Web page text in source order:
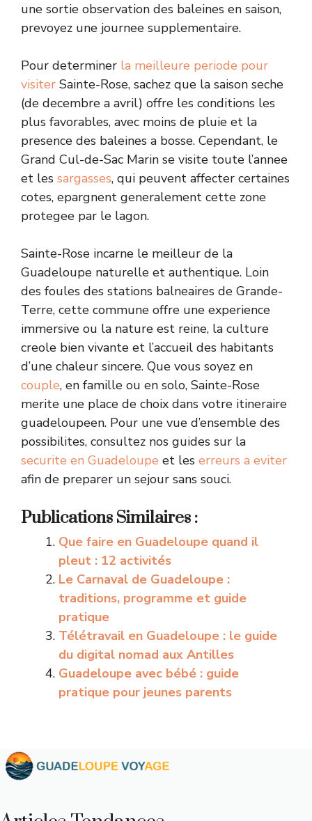
une sortie observation des baleines en saison,
prevoyez une journee supplementaire.
Pour determiner la meilleure periode pour
visiter Sainte-Rose, sachez que la saison seche
(de decembre a avril) offre les conditions les
plus favorables, avec moins de pluie et la
presence des baleines a bosse. Cependant, le
Grand Cul-de-Sac Marin se visite toute l’annee
et les sargasses, qui peuvent affecter certaines
cotes, epargnent generalement cette zone
protegee par le lagon.
Sainte-Rose incarne le meilleur de la
Guadeloupe naturelle et authentique. Loin
des foules des stations balneaires de Grande-
Terre, cette commune offre une experience
immersive ou la nature est reine, la culture
creole bien vivante et l’accueil des habitants
d’une chaleur sincere. Que vous soyez en
couple, en famille ou en solo, Sainte-Rose
merite une place de choix dans votre itineraire
guadeloupeen. Pour une vue d’ensemble des
possibilites, consultez nos guides sur la
securite en Guadeloupe et les erreurs a eviter
afin de preparer un sejour sans souci.
Publications Similaires :
Que faire en Guadeloupe quand il
pleut : 12 activités
Le Carnaval de Guadeloupe :
traditions, programme et guide
pratique
Télétravail en Guadeloupe : le guide
du digital nomad aux Antilles
Guadeloupe avec bébé : guide
pratique pour jeunes parents